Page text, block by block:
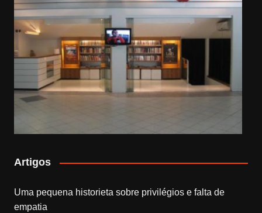
Artigos
Uma pequena historieta sobre privilégios e falta de
empatia